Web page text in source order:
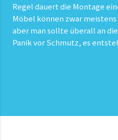
Regel dauert die Montage
Möbel können zwar
aber man sollte überall an
Panik vor Schmutz, es